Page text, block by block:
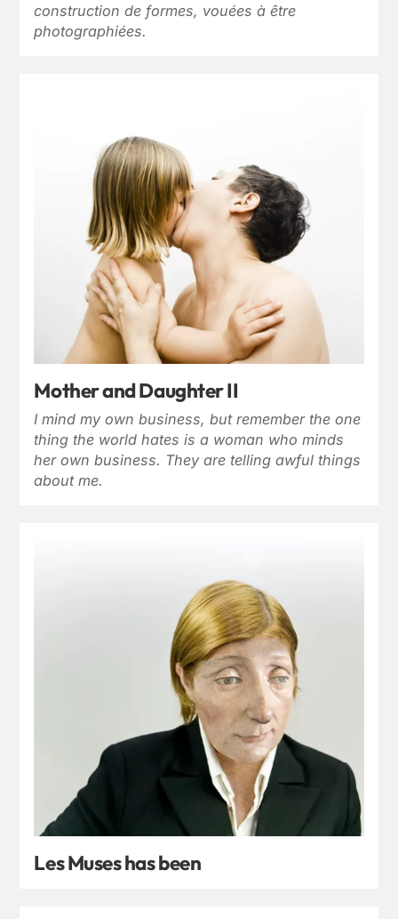
construction de formes, vouées à être
photographiées.
Mother and Daughter II
I mind my own business, but remember the one
thing the world hates is a woman who minds
her own business. They are telling awful things
about me.
Les Muses has been